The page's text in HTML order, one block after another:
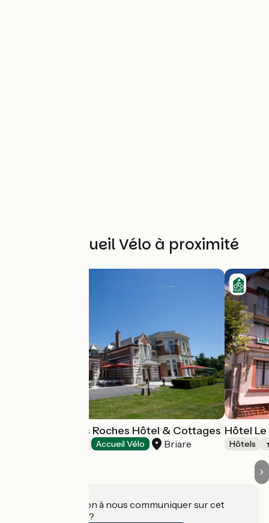
Autres Accueil Vélo à proximité
Le Domaine des Roches Hôtel & Cottages
Accueil Vélo Briare
Hôtel
Hôtels
Une information à nous communiquer sur cet
établissement ?